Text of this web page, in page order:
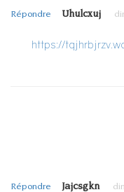
Uhulcxuj
Répondre
https://
Jajcsgkn
Répondre